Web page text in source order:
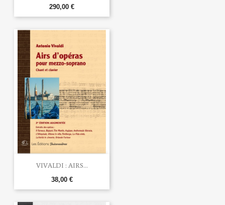
290,00 €
VIVALDI : AIRS...
38,00 €